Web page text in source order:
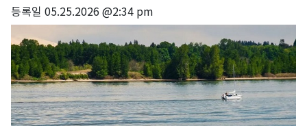
등록일 05.25.2026 @2:34 pm